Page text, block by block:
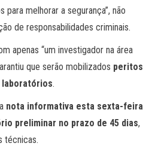
melhorar a segurança”, não
de responsabilidades criminais.
apenas “um investigador na área
que serão mobilizados peritos
laboratórios.
nota informativa esta sexta-feira
preliminar no prazo de 45 dias,
técnicas.